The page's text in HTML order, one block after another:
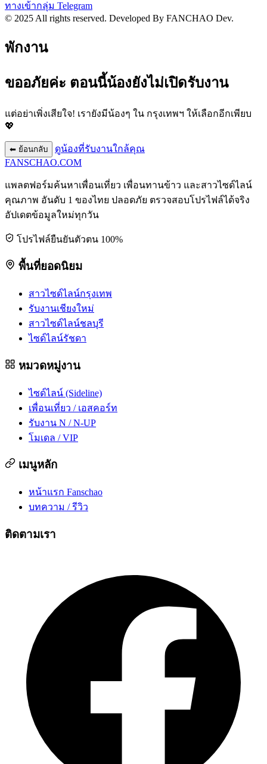
ทางเข้ากลุ่ม Telegram
© 2025 All rights reserved. Developed By FANCHAO Dev.
พักงาน
ขออภัยค่ะ ตอนนี้น้องยังไม่เปิดรับงาน
แต่อย่าเพิ่งเสียใจ! เรายังมีน้องๆ ใน กรุงเทพฯ ให้เลือกอีกเพียบ
💖
⬅ ย้อนกลับ
ดูน้องที่รับงานใกล้คุณ
FANSCHAO.COM
แพลตฟอร์มค้นหาเพื่อนเที่ยว เพื่อนทานข้าว และสาวไซด์ไลน์
คุณภาพ อันดับ 1 ของไทย ปลอดภัย ตรวจสอบโปรไฟล์ได้จริง
อัปเดตข้อมูลใหม่ทุกวัน
โปรไฟล์ยืนยันตัวตน 100%
พื้นที่ยอดนิยม
สาวไซด์ไลน์กรุงเทพ
รับงานเชียงใหม่
สาวไซด์ไลน์ชลบุรี
ไซด์ไลน์รัชดา
หมวดหมู่งาน
ไซด์ไลน์ (Sideline)
เพื่อนเที่ยว / เอสคอร์ท
รับงาน N / N-UP
โมเดล / VIP
เมนูหลัก
หน้าแรก Fanschao
บทความ / รีวิว
ติดตามเรา